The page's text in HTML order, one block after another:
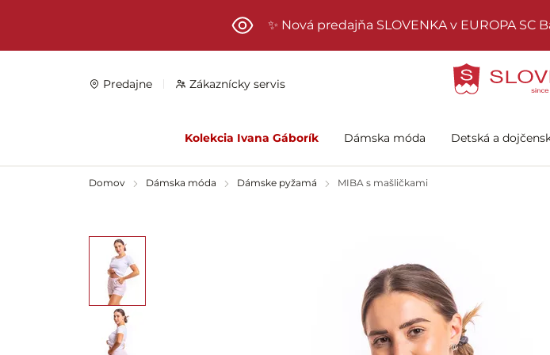
✨ Nová predajňa SLOVENKA v EUROPA SC
Predajne Zákaznícky servis
Kolekcia Ivana Gáborík Dámska móda Detská a
Domov Dámska móda Dámske pyžamá MIBA s mašličkami